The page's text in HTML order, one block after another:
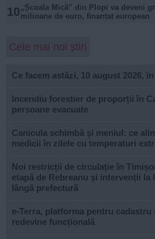
10 „Școala Mică” din Plopi va deveni
milioane de euro, finanțat european
Cele mai noi știri
Ce facem astăzi, 10 august 2026,
Incendiu forestier de proporții în
persoane evacuate
Canicula schimbă și meniul: ce
medicii în zilele cu temperaturi
Noi restricții de circulație în
etapă de Rebreanu și intervenții la
lângă prefectură
e-Terra, platforma pentru cadastru
redevine funcțională